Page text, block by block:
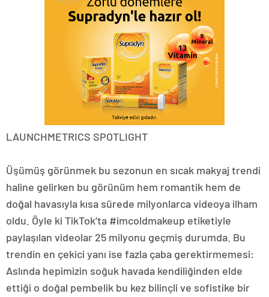
LAUNCHMETRICS SPOTLIGHT
Üşümüş görünmek bu sezonun en sıcak makyaj trendi
haline gelirken bu görünüm hem romantik hem de
doğal havasıyla kısa sürede milyonlarca videoya ilham
oldu. Öyle ki TikTok’ta #imcoldmakeup etiketiyle
paylaşılan videolar 25 milyonu geçmiş durumda. Bu
trendin en çekici yanı ise fazla çaba gerektirmemesi:
Aslında hepimizin soğuk havada kendiliğinden elde
ettiği o doğal pembelik bu kez bilinçli ve sofistike bir